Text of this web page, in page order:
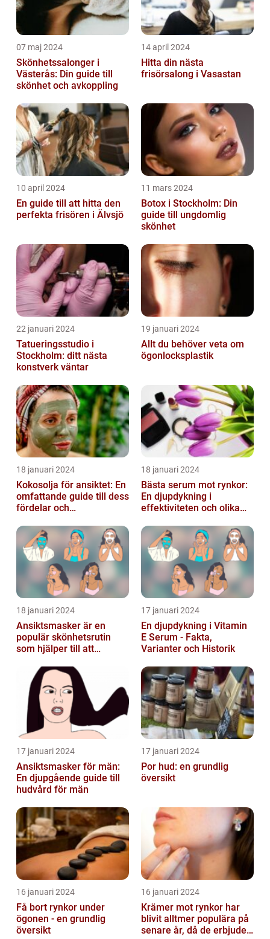
07 maj 2024
Skönhetssalonger i
Västerås: Din guide till
skönhet och avkoppling
14 april 2024
Hitta din nästa
frisörsalong i Vasastan
10 april 2024
En guide till att hitta den
perfekta frisören i Älvsjö
11 mars 2024
Botox i Stockholm: Din
guide till ungdomlig
skönhet
22 januari 2024
Tatueringsstudio i
Stockholm: ditt nästa
konstverk väntar
19 januari 2024
Allt du behöver veta om
ögonlocksplastik
18 januari 2024
Kokosolja för ansiktet: En
omfattande guide till dess
fördelar och
18 januari 2024
Bästa serum mot rynkor:
En djupdykning i
effektiviteten och olika
18 januari 2024
Ansiktsmasker är en
populär skönhetsrutin
som hjälper till att
huden
17 januari 2024
En djupdykning i Vitamin
E Serum - Fakta,
Varianter och Historik
17 januari 2024
Ansiktsmasker för män:
En djupgående guide till
hudvård för män
17 januari 2024
Por hud: en grundlig
översikt
16 januari 2024
Få bort rynkor under
ögonen - en grundlig
översikt
16 januari 2024
Krämer mot rynkor har
blivit alltmer populära på
senare år, då de erbjuder